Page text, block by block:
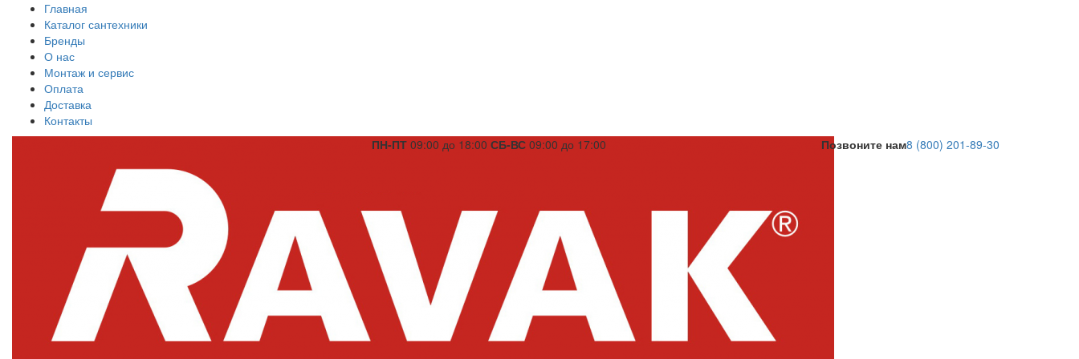
Главная
Каталог сантехники
Бренды
О нас
Монтаж и сервис
Оплата
Доставка
Контакты
ПН-ПТ 09:00 до 18:00 СБ-ВС 09:00 до 17:00 Позвоните нам8 (800) 201-89-30